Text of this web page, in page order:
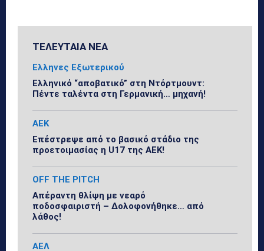
ΤΕΛΕΥΤΑΙΑ ΝΕΑ
Ελληνες Εξωτερικού
Ελληνικό “αποβατικό” στη Ντόρτμουντ:
Πέντε ταλέντα στη Γερμανική… μηχανή!
ΑΕΚ
Επέστρεψε από το βασικό στάδιο της
προετοιμασίας η U17 της ΑΕΚ!
OFF THE PITCH
Απέραντη θλίψη με νεαρό
ποδοσφαιριστή – Δολοφονήθηκε… από
λάθος!
ΑΕΛ